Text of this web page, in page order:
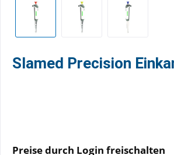
Slamed Precision
Preise durch Login freischalten